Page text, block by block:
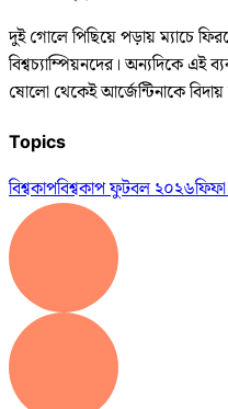
দুই গোলে পিছিয়ে পড়ায় ম্যাচে
বিশ্বচ্যাম্পিয়নদের। অন্যদিকে এই
ষোলো থেকেই আর্জেন্টিনাকে
Topics
বিশ্বকাপবিশ্বকাপ ফুটবল ২০২৬